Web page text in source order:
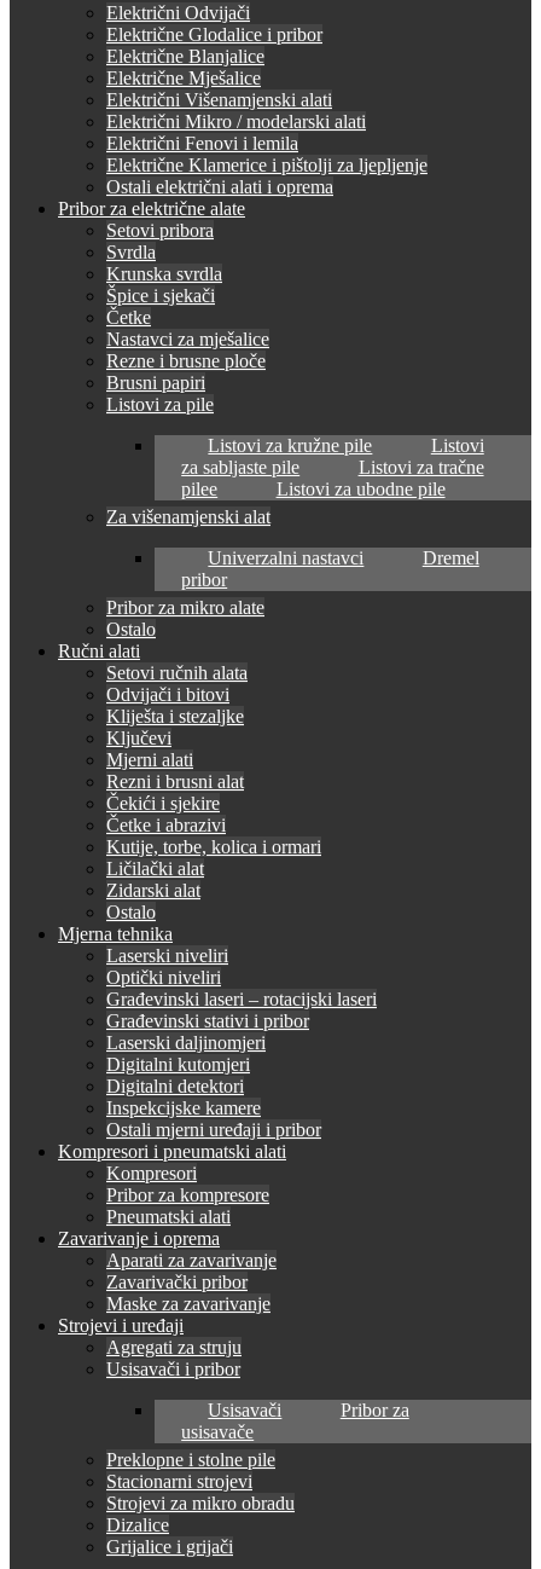
Električni Odvijači
Električne Glodalice i pribor
Električne Blanjalice
Električne Mješalice
Električni Višenamjenski alati
Električni Mikro / modelarski alati
Električni Fenovi i lemila
Električne Klamerice i pištolji za ljepljenje
Ostali električni alati i oprema
Pribor za električne alate
Setovi pribora
Svrdla
Krunska svrdla
Špice i sjekači
Četke
Nastavci za mješalice
Rezne i brusne ploče
Brusni papiri
Listovi za pile
Listovi za kružne pile
Listovi
za sabljaste pile
Listovi za tračne
pilee
Listovi za ubodne pile
Za višenamjenski alat
Univerzalni nastavci
Dremel
pribor
Pribor za mikro alate
Ostalo
Ručni alati
Setovi ručnih alata
Odvijači i bitovi
Kliješta i stezaljke
Ključevi
Mjerni alati
Rezni i brusni alat
Čekići i sjekire
Četke i abrazivi
Kutije, torbe, kolica i ormari
Ličilački alat
Zidarski alat
Ostalo
Mjerna tehnika
Laserski niveliri
Optički niveliri
Građevinski laseri – rotacijski laseri
Građevinski stativi i pribor
Laserski daljinomjeri
Digitalni kutomjeri
Digitalni detektori
Inspekcijske kamere
Ostali mjerni uređaji i pribor
Kompresori i pneumatski alati
Kompresori
Pribor za kompresore
Pneumatski alati
Zavarivanje i oprema
Aparati za zavarivanje
Zavarivački pribor
Maske za zavarivanje
Strojevi i uređaji
Agregati za struju
Usisavači i pribor
Usisavači
Pribor za
usisavače
Preklopne i stolne pile
Stacionarni strojevi
Strojevi za mikro obradu
Dizalice
Grijalice i grijači